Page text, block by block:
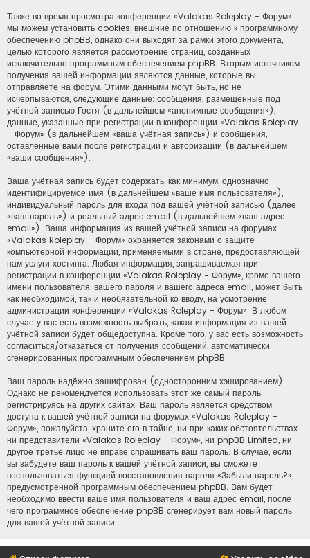
Также во время просмотра конференции «Valakas Roleplay - Форум»
мы можем установить cookies, внешние по отношению к программному
обеспечению phpBB, однако они выходят за рамки этого документа,
целью которого является рассмотрение страниц, созданных
исключительно программным обеспечением phpBB. Вторым источником
получения вашей информации являются данные, которые вы
отправляете на форум. Этими данными могут быть, но не
исчерпываются, следующие данные: сообщения, размещённые под
учётной записью Гостя (в дальнейшем «анонимные сообщения»),
данные, указанные при регистрации в конференции «Valakas Roleplay
- Форум» (в дальнейшем «ваша учётная запись») и сообщения,
оставленные вами после регистрации и авторизации (в дальнейшем
«ваши сообщения»).
Ваша учётная запись будет содержать, как минимум, однозначно
идентифицируемое имя (в дальнейшем «ваше имя пользователя»),
индивидуальный пароль для входа под вашей учётной записью (далее
«ваш пароль») и реальный адрес email (в дальнейшем «ваш адрес
email»). Ваша информация из вашей учётной записи на форумах
«Valakas Roleplay - Форум» охраняется законами о защите
компьютерной информации, применяемыми в стране, предоставляющей
нам услуги хостинга. Любая информация, запрашиваемая при
регистрации в конференции «Valakas Roleplay - Форум», кроме вашего
имени пользователя, вашего пароля и вашего адреса email, может быть
как необходимой, так и необязательной ко вводу, на усмотрение
администрации конференции «Valakas Roleplay - Форум». В любом
случае у вас есть возможность выбрать, какая информация из вашей
учётной записи будет общедоступна. Кроме того, у вас есть возможность
согласиться/отказаться от получения сообщений, автоматически
сгенерированных программным обеспечением phpBB.
Ваш пароль надёжно зашифрован (односторонним хэшированием).
Однако не рекомендуется использовать этот же самый пароль,
регистрируясь на других сайтах. Ваш пароль является средством
доступа к вашей учётной записи на форумах «Valakas Roleplay -
Форум», пожалуйста, храните его в тайне, ни при каких обстоятельствах
ни представители «Valakas Roleplay - Форум», ни phpBB Limited, ни
другое третье лицо не вправе спрашивать ваш пароль. В случае, если
вы забудете ваш пароль к вашей учётной записи, вы сможете
воспользоваться функцией восстановления пароля «Забыли пароль?»,
предусмотренной программным обеспечением phpBB. Вам будет
необходимо ввести ваше имя пользователя и ваш адрес email, после
чего программное обеспечение phpBB сгенерирует вам новый пароль
для вашей учётной записи.